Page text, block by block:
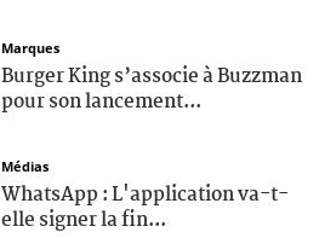
Marques
Burger King s’associe à Buzzman
pour son lancement...
Médias
WhatsApp : L'application va-t-
elle signer la fin...